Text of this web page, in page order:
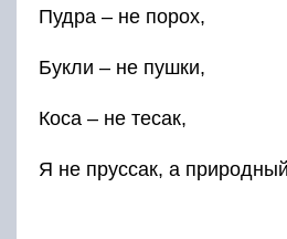
Пудра – не порох,
Букли – не пушки,
Коса – не тесак,
Я не пруссак, а